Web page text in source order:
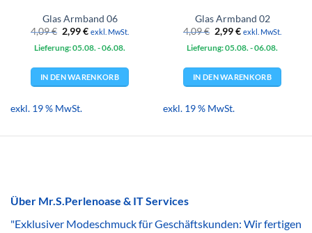
Glas Armband 06
4,09€ Ursprünglicher
Preis
war:
2,99€Aktueller
ist:
exkl. MwSt.
Lieferung: 05.08. - 06.08.
IN DEN WARENKORB
exkl. 19 % MwSt.
Glas Armband 02
4,09€ Ursprünglicher
Preis
war:
2,99€Aktueller
ist:
exkl. MwSt.
Lieferung: 05.08. - 06.08.
IN DEN WARENKORB
exkl. 19 % MwSt.
Über Mr.S.Perlenoase & IT Services
"Exklusiver Modeschmuck für Geschäftskunden: Wir fertigen